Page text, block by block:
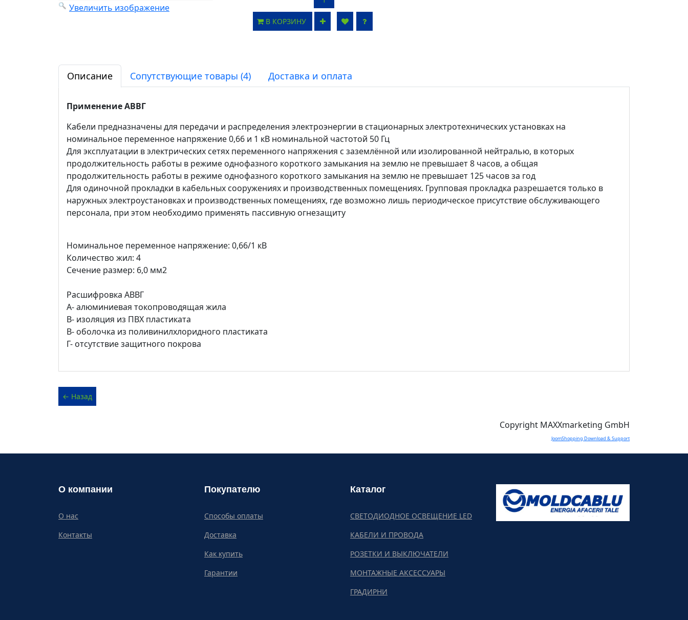
Увеличить изображение
В КОРЗИНУ
Описание Сопутствующие товары (4) Доставка и оплата
Применение АВВГ
Кабели предназначены для передачи и распределения электроэнергии в стационарных электротехнических установках на
номинальное переменное напряжение 0,66 и 1 кВ номинальной частотой 50 Гц
Для эксплуатации в электрических сетях переменного напряжения с заземлённой или изолированной нейтралью, в которых
продолжительность работы в режиме однофазного короткого замыкания на землю не превышает 8 часов, а общая
продолжительность работы в режиме однофазного короткого замыкания на землю не превышает 125 часов за год
Для одиночной прокладки в кабельных сооружениях и производственных помещениях. Групповая прокладка разрешается только в
наружных электроустановках и производственных помещениях, где возможно лишь периодическое присутствие обслуживающего
персонала, при этом необходимо применять пассивную огнезащиту
Номинальное переменное напряжение: 0,66/1 кВ
Количество жил: 4
Сечение размер: 6,0 мм2
Расшифровка АВВГ
А- алюминиевая токопроводящая жила
В- изоляция из ПВХ пластиката
В- оболочка из поливинилхлоридного пластиката
Г- отсутствие защитного покрова
Copyright MAXXmarketing GmbH
JoomShopping Download & Support
О компании
О нас
Контакты
Покупателю
Способы оплаты
Доставка
Как купить
Гарантии
Каталог
СВЕТОДИОДНОЕ ОСВЕЩЕНИЕ LED
КАБЕЛИ И ПРОВОДА
РОЗЕТКИ И ВЫКЛЮЧАТЕЛИ
МОНТАЖНЫЕ АКСЕССУАРЫ
ГРАДИРНИ